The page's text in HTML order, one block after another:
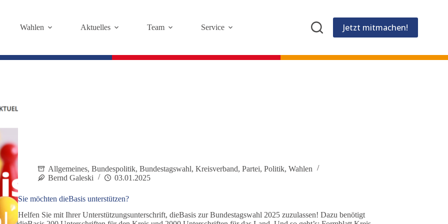
Wahlen Aktuelles Team Service Jetzt mitmachen!
Allgemeines, Bundespolitik, Bundestagswahl, Kreisverband, Partei, Politik, Wahlen
Bernd Galeski
03.01.2025
Sie möchten dieBasis unterstützen?
Helfen Sie mit Ihrer Unterstützungsunterschrift, dieBasis zur Bundestagswahl 2025 zuzulassen! Dazu benötigt